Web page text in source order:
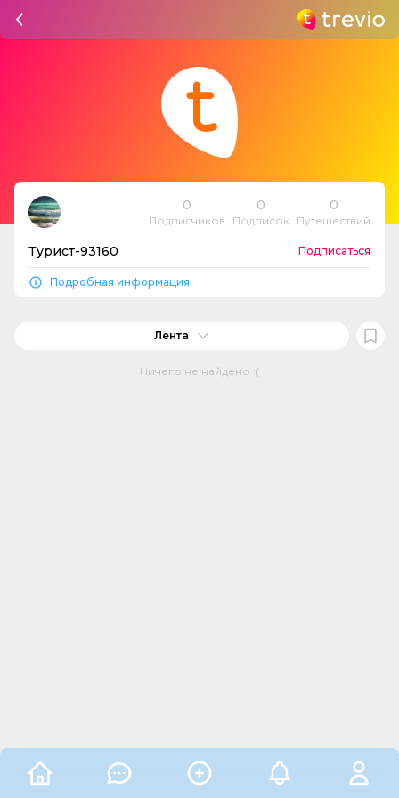
0
Подписчиков
0
Подписок
0
Путешествий
Турист-93160 Подписаться
Подробная информация
Лента
Ничего не найдено :(